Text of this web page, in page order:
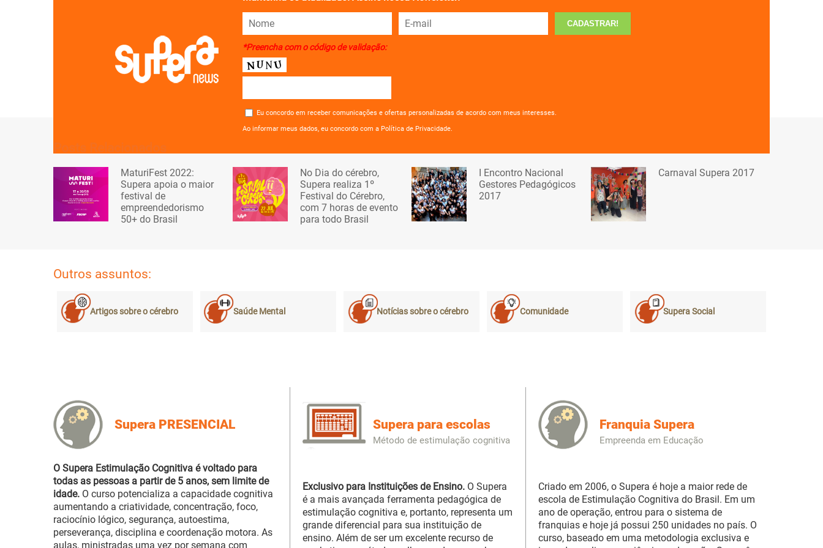
*Preencha com o código de validação:
Eu concordo em receber comunicações e ofertas personalizadas de acordo com meus interesses.
Ao informar meus dados, eu concordo com a Política de Privacidade.
MaturiFest 2022:
Supera apoia o maior
festival de
empreendedorismo
50+ do Brasil
No Dia do cérebro,
Supera realiza 1º
Festival do Cérebro,
com 7 horas de evento
para todo Brasil
I Encontro Nacional
Gestores Pedagógicos
2017
Carnaval Supera 2017
Outros assuntos:
Artigos sobre o cérebro Saúde Mental Notícias sobre o cérebro Comunidade Supera Social
Supera PRESENCIAL
O Supera Estimulação Cognitiva é voltado para
todas as pessoas a partir de 5 anos, sem limite de
idade. O curso potencializa a capacidade cognitiva
aumentando a criatividade, concentração, foco,
raciocínio lógico, segurança, autoestima,
perseverança, disciplina e coordenação motora. As
aulas, ministradas uma vez por semana com
Supera para escolas
Método de estimulação cognitiva
Exclusivo para Instituições de Ensino. O Supera
é a mais avançada ferramenta pedagógica de
estimulação cognitiva e, portanto, representa um
grande diferencial para sua instituição de
ensino. Além de ser um excelente recurso de
Franquia Supera
Empreenda em Educação
Criado em 2006, o Supera é hoje a maior rede de
escola de Estimulação Cognitiva do Brasil. Em um
ano de operação, entrou para o sistema de
franquias e hoje já possui 250 unidades no país. O
curso, baseado em uma metodologia exclusiva e